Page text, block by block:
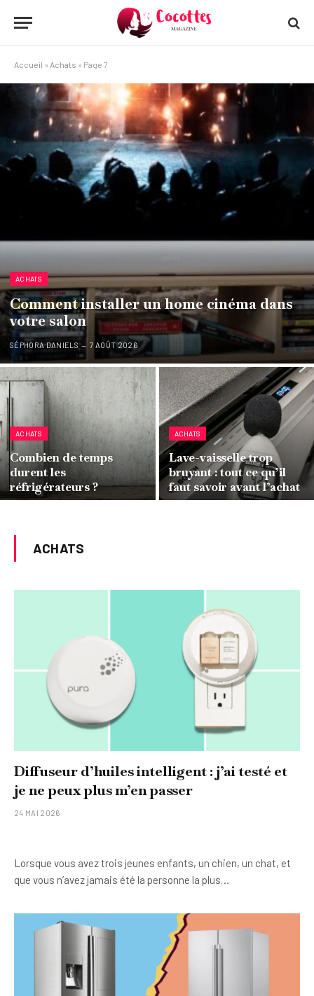
Accueil » Achats » Page 7
ACHATS
Comment installer un home cinéma dans
votre salon
SÉPHORA DANIELS 7 AOÛT 2026
ACHATS
Combien de temps
durent les
réfrigérateurs ?
ACHATS
Lave-vaisselle trop
bruyant : tout ce qu’il
faut savoir avant l’achat
ACHATS
Diffuseur d’huiles intelligent : j’ai testé et
je ne peux plus m’en passer
24 MAI 2026
Lorsque vous avez trois jeunes enfants, un chien, un chat, et
que vous n’avez jamais été la personne la plus…